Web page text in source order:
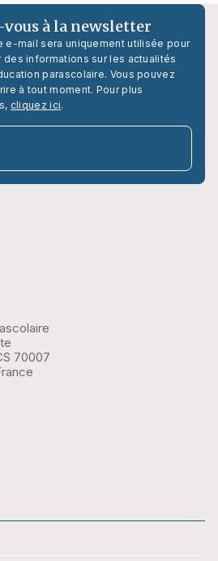
à la newsletter
e-mail sera uniquement utilisée pour
des informations sur les actualités
parascolaire. Vous pouvez
à tout moment. Pour plus
cliquez ici.
70007